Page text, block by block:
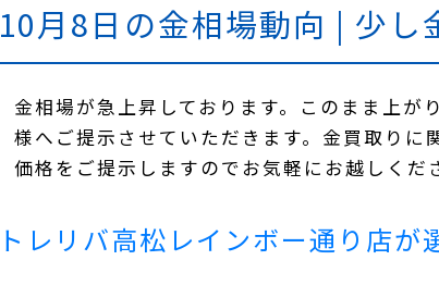
10月8日の金相場動向 | 少し
金相場が急上昇しております。このまま上
様へご提示させていただきます。金買取り
価格をご提示しますのでお気軽にお越しくだ
トレリバ高松レインボー通り店が